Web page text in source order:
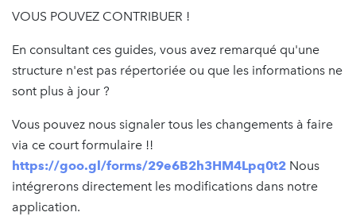
VOUS POUVEZ CONTRIBUER !
En consultant ces guides, vous avez remarqué qu'une
structure n'est pas répertoriée ou que les informations ne
sont plus à jour ?
Vous pouvez nous signaler tous les changements à faire
via ce court formulaire !!
https://goo.gl/forms/29e6B2h3HM4Lpq0t2 Nous
intégrerons directement les modifications dans notre
application.